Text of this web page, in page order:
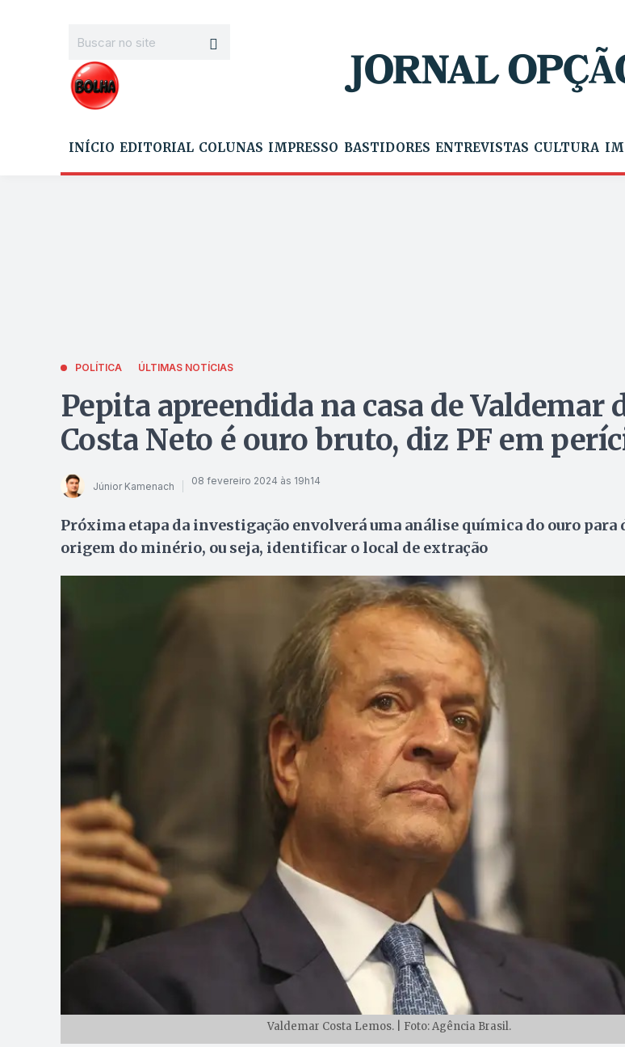
INÍCIO EDITORIAL COLUNAS IMPRESSO BASTIDORES ENTREVISTAS CULTURA
POLÍTICA ÚLTIMAS NOTÍCIAS
Pepita apreendida na casa de Valdemar
Costa Neto é ouro bruto, diz PF em
Júnior Kamenach 08 fevereiro 2024 às 19h14
Próxima etapa da investigação envolverá uma análise química do ouro
origem do minério, ou seja, identificar o local de extração
Valdemar Costa Lemos. | Foto: Agência Brasil.